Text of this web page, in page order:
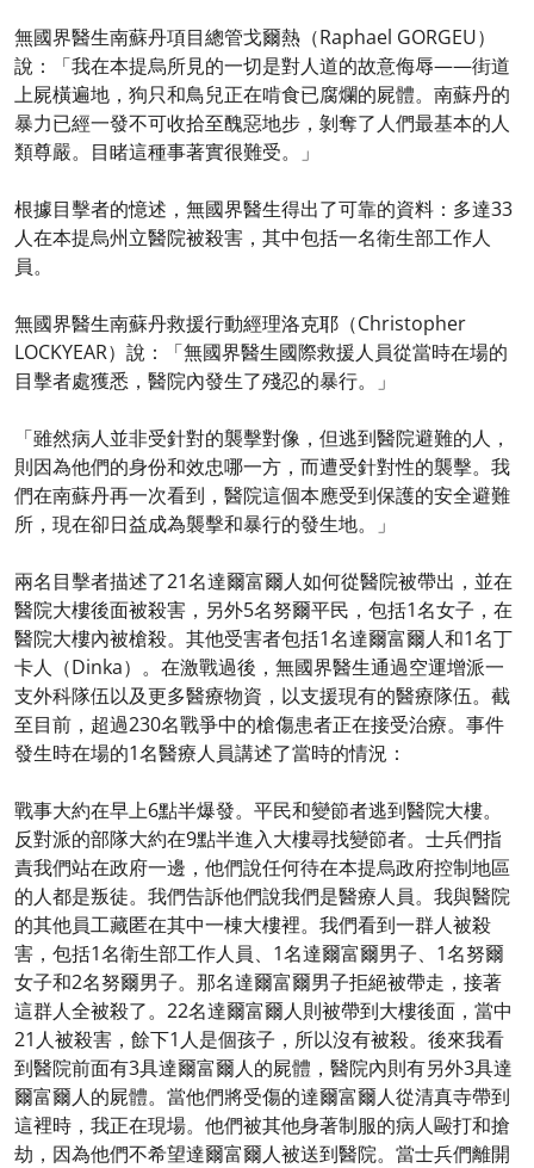
無國界醫生南蘇丹項目總管戈爾熱（Raphael GORGEU）
說：「我在本提烏所見的一切是對人道的故意侮辱——街道
上屍橫遍地，狗只和鳥兒正在啃食已腐爛的屍體。南蘇丹的
暴力已經一發不可收拾至醜惡地步，剝奪了人們最基本的人
類尊嚴。目睹這種事著實很難受。」
根據目擊者的憶述，無國界醫生得出了可靠的資料：多達33
人在本提烏州立醫院被殺害，其中包括一名衛生部工作人
員。
無國界醫生南蘇丹救援行動經理洛克耶（Christopher
LOCKYEAR）說：「無國界醫生國際救援人員從當時在場的
目擊者處獲悉，醫院內發生了殘忍的暴行。」
「雖然病人並非受針對的襲擊對像，但逃到醫院避難的人，
則因為他們的身份和效忠哪一方，而遭受針對性的襲擊。我
們在南蘇丹再一次看到，醫院這個本應受到保護的安全避難
所，現在卻日益成為襲擊和暴行的發生地。」
兩名目擊者描述了21名達爾富爾人如何從醫院被帶出，並在
醫院大樓後面被殺害，另外5名努爾平民，包括1名女子，在
醫院大樓內被槍殺。其他受害者包括1名達爾富爾人和1名丁
卡人（Dinka）。在激戰過後，無國界醫生通過空運增派一
支外科隊伍以及更多醫療物資，以支援現有的醫療隊伍。截
至目前，超過230名戰爭中的槍傷患者正在接受治療。事件
發生時在場的1名醫療人員講述了當時的情況：
戰事大約在早上6點半爆發。平民和變節者逃到醫院大樓。
反對派的部隊大約在9點半進入大樓尋找變節者。士兵們指
責我們站在政府一邊，他們說任何待在本提烏政府控制地區
的人都是叛徒。我們告訴他們說我們是醫療人員。我與醫院
的其他員工藏匿在其中一棟大樓裡。我們看到一群人被殺
害，包括1名衛生部工作人員、1名達爾富爾男子、1名努爾
女子和2名努爾男子。那名達爾富爾男子拒絕被帶走，接著
這群人全被殺了。22名達爾富爾人則被帶到大樓後面，當中
21人被殺害，餘下1人是個孩子，所以沒有被殺。後來我看
到醫院前面有3具達爾富爾人的屍體，醫院內則有另外3具達
爾富爾人的屍體。當他們將受傷的達爾富爾人從清真寺帶到
這裡時，我正在現場。他們被其他身著制服的病人毆打和搶
劫，因為他們不希望達爾富爾人被送到醫院。當士兵們離開